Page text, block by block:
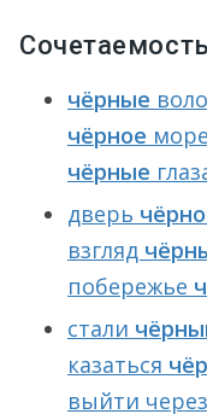
чёрные
чёрное море
чёрные
дверь
взгляд
побережье
стали
казаться
выйти через